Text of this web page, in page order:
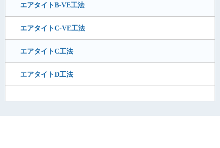
エアタイトB-VE工法
エアタイトC-VE工法
エアタイトC工法
エアタイトD工法